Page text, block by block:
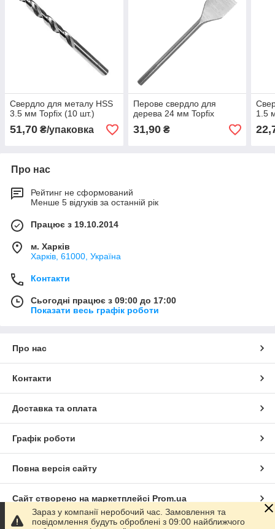
Свердло для металу HSS
3.5 мм Topfix (10 шт.)
51,70 ₴/упаковка
Перове свердло для
дерева 24 мм Topfix
31,90₴
1.5
Про нас
Рейтинг не сформований
Менше 5 відгуків за останній рік
Працює з 19.10.2014
м. Харків
Харків, 61000, Україна
Контакти
Сьогодні працює з 09:00 до 17:00
Показати весь графік роботи
Про нас
Контакти
Доставка та оплата
Графік роботи
Повна версія сайту
Сайт створено на маркетплейсі Prom.ua
Зараз у компанії неробочий час. Замовлення та
повідомлення будуть оброблені з 09:00 найближчого